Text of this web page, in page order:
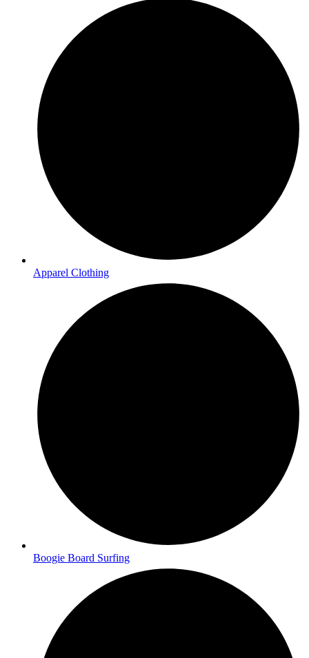
Apparel Clothing
Boogie Board Surfing